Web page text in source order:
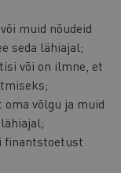
muid nõudeid
seda lähiajal;
või on ilmne, et
võlgu ja muid
finantstoetust